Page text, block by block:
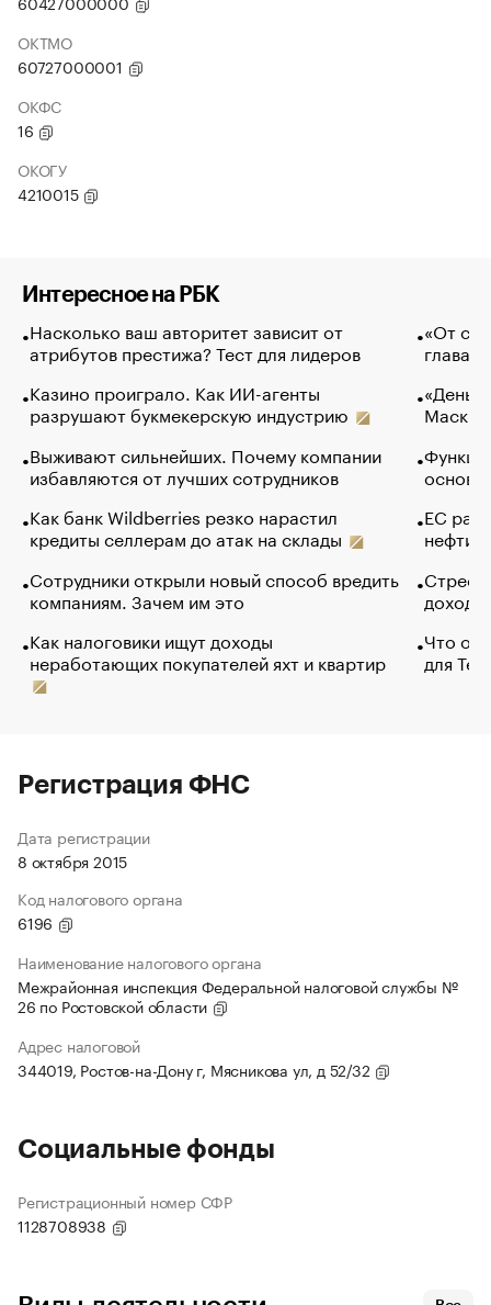
ОКТМО
60727000001
ОКФС
16
ОКОГУ
4210015
Интересное на РБК
Насколько ваш авторитет зависит от
атрибутов престижа? Тест для лидеров
Казино проиграло. Как ИИ-агенты
разрушают букмекерскую индустрию
Выживают сильнейших. Почему компании
избавляются от лучших сотрудников
Как банк Wildberries резко нарастил
кредиты селлерам до атак на склады
Сотрудники открыли новый способ вредить
компаниям. Зачем им это
Как налоговики ищут доходы
неработающих покупателей яхт и квартир
«От
глава
Маск в
основ
ЕС
нефти
Что
для
Регистрация ФНС
Дата регистрации
8 октября 2015
Код налогового органа
6196
Наименование налогового органа
Межрайонная инспекция Федеральной налоговой службы №
26 по Ростовской области
Адрес налоговой
344019, Ростов-на-Дону г, Мясникова ул, д 52/32
Социальные фонды
Регистрационный номер СФР
1128708938